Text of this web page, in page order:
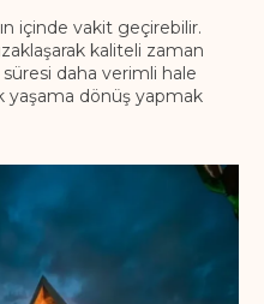
içinde vakit geçirebilir.
kaliteli zaman
daha verimli hale
yaşama dönüş yapmak